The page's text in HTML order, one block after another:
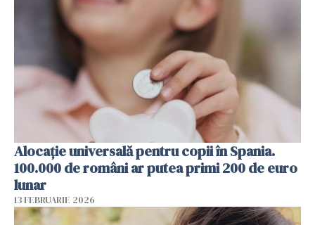
Alocație universală pentru copii în Spania.
100.000 de români ar putea primi 200 de euro
lunar
13 FEBRUARIE 2026